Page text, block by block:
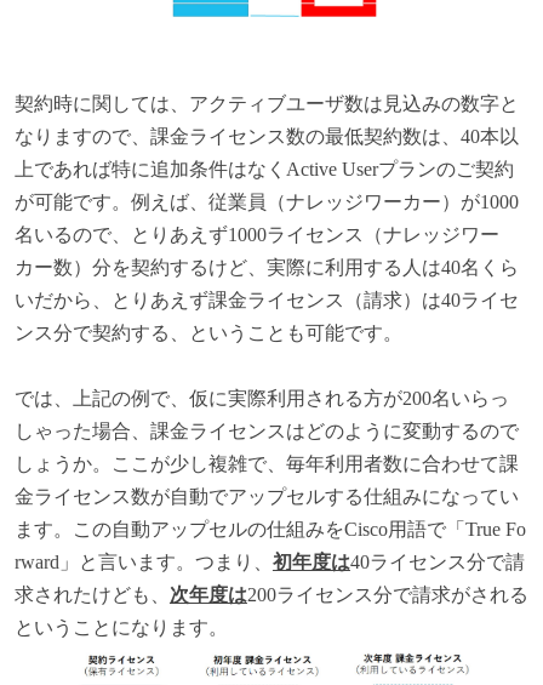
契約時に関しては、アクティブユーザ数は見込みの数字と
なりますので、課金ライセンス数の最低契約数は、40本以
上であれば特に追加条件はなくActive Userプランのご契約
が可能です。例えば、従業員（ナレッジワーカー）が1000
名いるので、とりあえず1000ライセンス（ナレッジワー
カー数）分を契約するけど、実際に利用する人は40名くら
いだから、とりあえず課金ライセンス（請求）は40ライセ
ンス分で契約する、ということも可能です。
では、上記の例で、仮に実際利用される方が200名いらっ
しゃった場合、課金ライセンスはどのように変動するので
しょうか。ここが少し複雑で、毎年利用者数に合わせて課
金ライセンス数が自動でアップセルする仕組みになってい
ます。この自動アップセルの仕組みをCisco用語で「True Fo
rward」と言います。つまり、 初年度は40ライセンス分で請
求されたけども、 次年度は200ライセンス分で請求がされる
ということになります。